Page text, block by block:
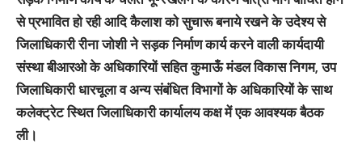
से प्रभावित हो रही आदि कैलाश को सुचारू बनाये रखने के उदेश्य से
जिलाधिकारी रीना जोशी ने सड़क निर्माण कार्य करने वाली कार्यदायी
संस्था बीआरओ के अधिकारियों सहित कुमाऊँ मंडल विकास निगम, उप
जिलाधिकारी धारचूला व अन्य संबंधित विभागों के अधिकारियों के साथ
कलेक्ट्रेट स्थित जिलाधिकारी कार्यालय कक्ष में एक आवश्यक बैठक
ली।